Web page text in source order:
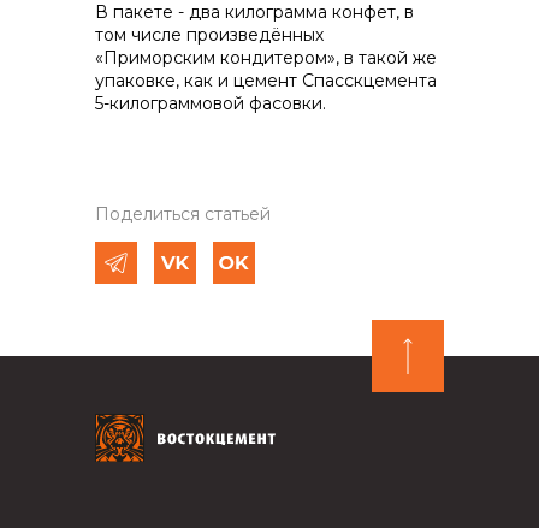
+7 (423) 234 50 50
info@vostokcement.ru
В пакете - два килограмма конфет, в
том числе произведённых
«Приморским кондитером», в такой же
упаковке, как и цемент Спасскцемента
5-килограммовой фасовки.
Поделиться статьей